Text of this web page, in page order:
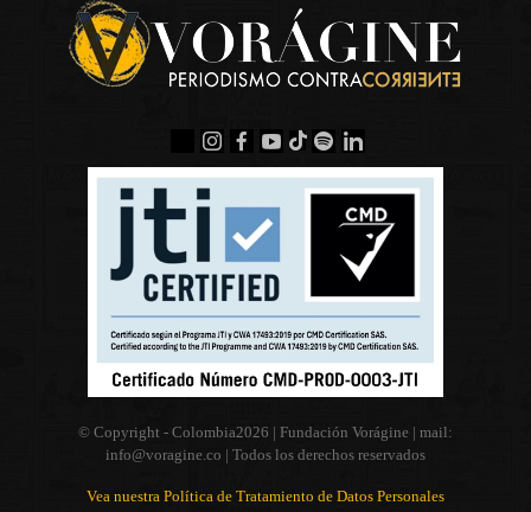
© Copyright - Colombia2026 | Fundación Vorágine | mail:
info@voragine.co | Todos los derechos reservados
Vea nuestra Política de Tratamiento de Datos Personales